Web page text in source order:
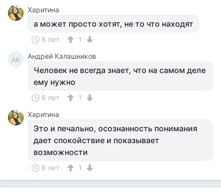
Харитина
а может просто хотят, не то что находят
8 лет 1
АК Андрей Калашников
Человек не всегда знает, что на самом деле
ему нужно
8 лет
1
Харитина
Это и печально, осознанность понимания
дает спокойствие и показывает
возможности
8 лет 1